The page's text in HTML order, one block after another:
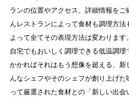
ランの位置やアクセス、詳細情報をご
んレストランによって食材も調理方
よって全てその表現方法は変わります。
自宅でもおいしく調理できる低温調
かかればそれはもう想像を超える、新
んなシェフやそのシェフが創り上げた
って厳選された食材との「新しい出